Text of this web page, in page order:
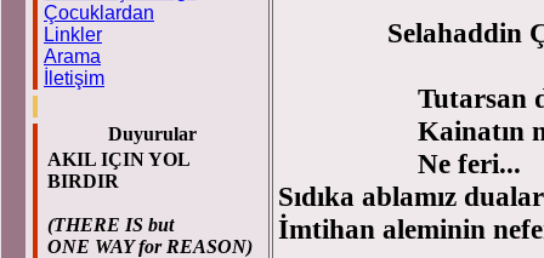
Çocuklardan
Linkler
Arama
İletişim
Duyurular
AKIL IÇIN YOL
BIRDIR
(THERE IS but
ONE WAY for REASON)
Selahaddin
Tutarsan
Kainatın
Ne feri...
Sıdıka ablamız
İmtihan aleminin